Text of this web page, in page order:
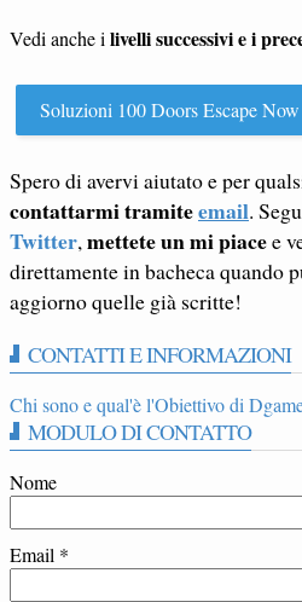
Vedi anche i livelli successivi e i
Soluzioni 100 Doors Escape
Spero di avervi aiutato e per
contattarmi tramiteemail.
Twitter,mettete un mi piacee
direttamente in bacheca quando
aggiorno quelle già scritte!
CONTATTI E INFORMAZIONI
Chi sono e qual'è l'Obiettivo di
MODULO DI CONTATTO
Nome
Email *